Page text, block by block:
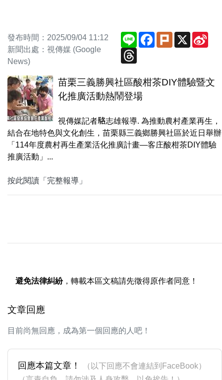
發布時間：2025/09/04 11:12
新聞出處：視傳媒 (Google
News)
Line Facebook
Plurk X
苗栗三義勝興社區酸柑茶DIY體驗暨文
化推廣活動熱鬧登場
視傳媒記者駱志雄報導. 為推動農村產業再生，
結合在地特色與文化創生，苗栗縣三義鄉勝興社區於近日舉辦
「114年度農村再生產業活化推廣計畫—客庄酸柑茶DIY體驗
推廣活動」...
按此閱讀「完整報導」
避免法律糾紛，轉載本區文稿請先徵得原作者同意！
文章回應
目前尚無回應，成為第一個回應的人吧！
回應本篇文章！
（以下回應不會連結到FaceBook）